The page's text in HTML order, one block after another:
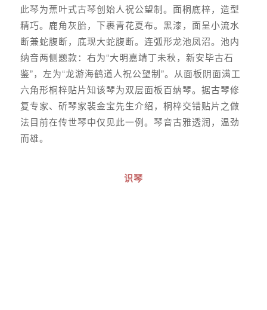
此琴为蕉叶式古琴创始人祝公望制。面桐底梓，造型
精巧。鹿角灰胎，下裹青花夏布。黑漆，面呈小流水
断兼蛇腹断，底现大蛇腹断。连弧形龙池凤沼。池内
纳音两侧题款：右为“大明嘉靖丁未秋，新安毕古石
鉴”，左为“龙游海鹤道人祝公望制”。从面板阴面满工
六角形桐梓贴片知该琴为双层面板百纳琴。据古琴修
复专家、斫琴家裴金宝先生介绍，桐梓交错贴片之做
法目前在传世琴中仅见此一例。琴音古雅透润，温劲
而雄。
识琴